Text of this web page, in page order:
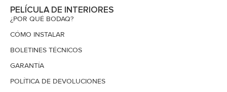
PELÍCULA DE INTERIORES
¿POR QUÉ BODAQ?
CÓMO INSTALAR
BOLETINES TÉCNICOS
GARANTÍA
POLÍTICA DE DEVOLUCIONES